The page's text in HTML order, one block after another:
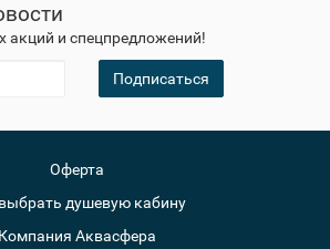
акций и спецпредложений!
Подписаться
Оферта
душевую кабину
Компания Аквасфера